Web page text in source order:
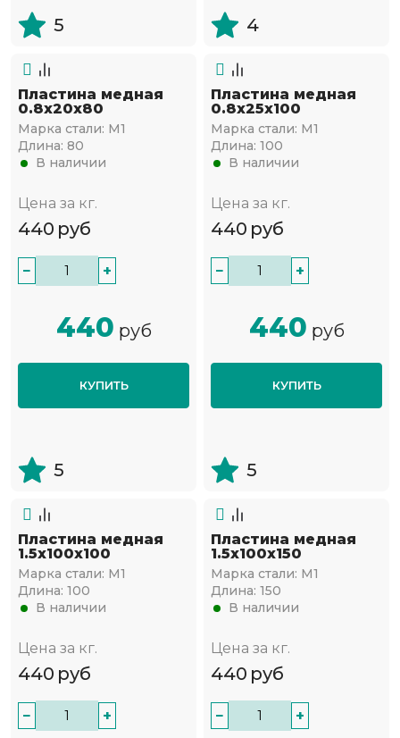
5 4
Пластина медная
0.8х20х80
Марка стали: М1
Длина: 80
В наличии
Цена за кг.
440 руб
− +
440 руб
КУПИТЬ
5
Пластина медная
0.8х25х100
Марка стали: М1
Длина: 100
В наличии
Цена за кг.
440 руб
− +
440 руб
КУПИТЬ
5
Пластина медная
1.5х100х100
Марка стали: М1
Длина: 100
В наличии
Цена за кг.
440 руб
− +
Пластина медная
1.5х100х150
Марка стали: М1
Длина: 150
В наличии
Цена за кг.
440 руб
− +